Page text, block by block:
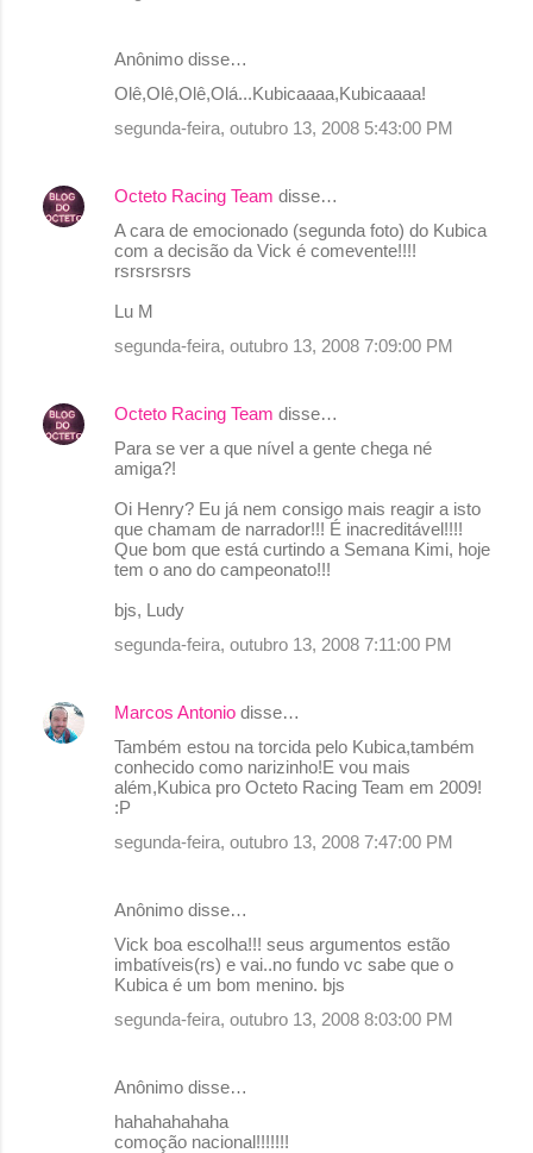
Anônimo disse…
Olê,Olê,Olê,Olá...Kubicaaaa,Kubicaaaa!
segunda-feira, outubro 13, 2008 5:43:00 PM
Octeto Racing Team disse…
A cara de emocionado (segunda foto) do Kubica
com a decisão da Vick é comevente!!!!
rsrsrsrsrs
Lu M
segunda-feira, outubro 13, 2008 7:09:00 PM
Octeto Racing Team disse…
Para se ver a que nível a gente chega né
amiga?!
Oi Henry? Eu já nem consigo mais reagir a isto
que chamam de narrador!!! É inacreditável!!!!
Que bom que está curtindo a Semana Kimi, hoje
tem o ano do campeonato!!!
bjs, Ludy
segunda-feira, outubro 13, 2008 7:11:00 PM
Marcos Antonio disse…
Também estou na torcida pelo Kubica,também
conhecido como narizinho!E vou mais
além,Kubica pro Octeto Racing Team em 2009!
:P
segunda-feira, outubro 13, 2008 7:47:00 PM
Anônimo disse…
Vick boa escolha!!! seus argumentos estão
imbatíveis(rs) e vai..no fundo vc sabe que o
Kubica é um bom menino. bjs
segunda-feira, outubro 13, 2008 8:03:00 PM
Anônimo disse…
hahahahahaha
comoção nacional!!!!!!!